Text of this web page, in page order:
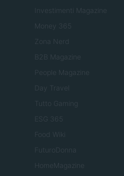
Investimenti Magazine
Money 365
Zona Nerd
B2B Magazine
People Magazine
Day Travel
Tutto Gaming
ESG 365
Food Wiki
FuturoDonna
HomeMagazine